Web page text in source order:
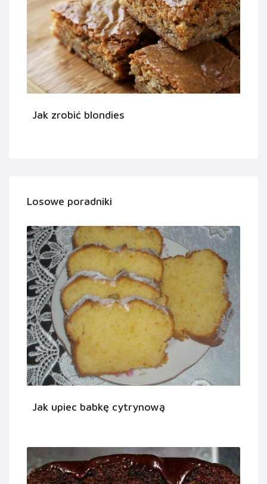
Jak zrobić blondies
Losowe poradniki
Jak upiec babkę cytrynową